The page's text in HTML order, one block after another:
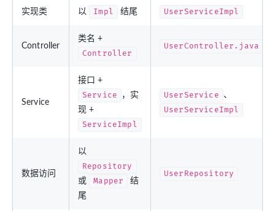
实现类 以 Impl 结尾 UserServiceImpl
Controller
类名 +
Controller
UserController.java
Service
接口 +
Service
，实
现 +
ServiceImpl
UserService 、
UserServiceImpl
数据访问
以
Repository
或 Mapper
结
尾
UserRepository